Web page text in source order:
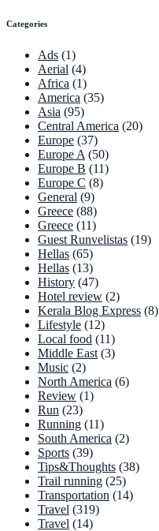
Categories
Ads (1)
Aerial (4)
Africa (1)
America (35)
Asia (95)
Central America (20)
Europe (37)
Europe A (50)
Europe B (11)
Europe C (8)
General (9)
Greece (88)
Greece (11)
Guest Runvelistas (19)
Hellas (65)
Hellas (13)
History (47)
Hotel review (2)
Kerala Blog Express (8)
Lifestyle (12)
Local food (11)
Middle East (3)
Music (2)
North America (6)
Review (1)
Run (23)
Running (11)
South America (2)
Sports (39)
Tips&Thoughts (38)
Trail running (25)
Transportation (14)
Travel (319)
Travel (14)